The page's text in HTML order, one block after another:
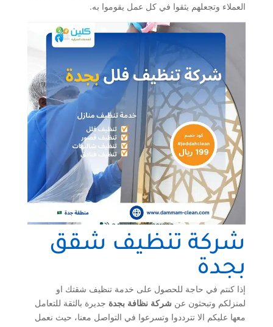
العملاء وتجعلهم يثقوا في كل عمل يقوموا به.
شركة تنظيف شقق
بجدة
إذا كنتم في حاجة للحصول على خدمة تنظيف شقتك او
لمنزلكم وتبحثون عن شركة نظافة بجدة جديرة بالثقة للتعامل
معها عليكم الا تترددوا وتسرعوا في التواصل معنا، حيث نعمل